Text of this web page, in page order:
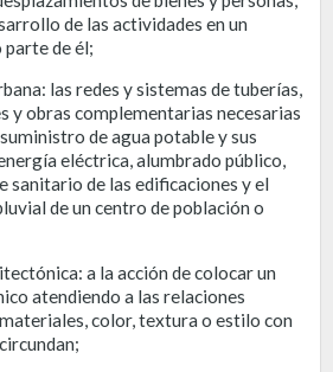
de las actividades en un
de él;
las redes y sistemas de tuberías,
y obras complementarias necesarias
de agua potable y sus
eléctrica, alumbrado público,
sanitario de las edificaciones y el
de un centro de población o
a la acción de colocar un
atendiendo a las relaciones
color, textura o estilo con